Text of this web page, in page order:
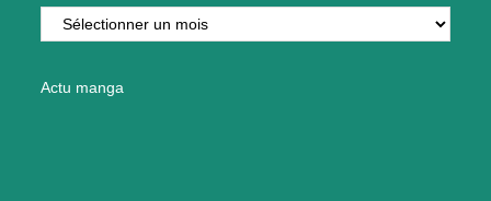
Archives
en
Actu manga